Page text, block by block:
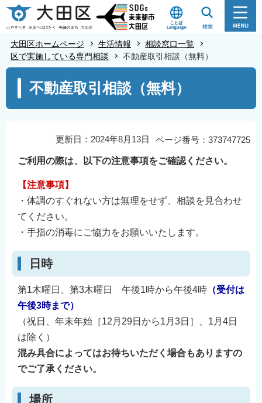
こ
の
ジ
大田区ホームページ 生活情報
相談窓口一覧
区で実施している専門相談
不動産取引相談（無料）
こ
不動産取引相談（無料）
ページ番号：373747725
更新日：2024年8月13日
ご利用の際は、以下の注意事項をご確認ください。
【注意事項】
・体調のすぐれない方は無理をせず、相談を見合わせ
てください。
・手指の消毒にご協力をお願いいたします。
日時
第1木曜日、第3木曜日 午後1時から午後4時 （受付は
午後3時まで）
（祝日、年末年始［12月29日から1月3日］、1月4日
は除く）
混み具合によってはお待ちいただく場合もありますの
でご了承ください。
場所